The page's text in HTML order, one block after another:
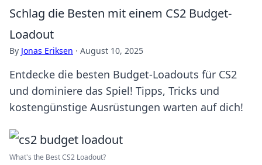
Schlag die Besten mit einem CS2 Budget-
Loadout
By Jonas Eriksen · August 10, 2025
Entdecke die besten Budget-Loadouts für CS2
und dominiere das Spiel! Tipps, Tricks und
kostengünstige Ausrüstungen warten auf dich!
What's the Best CS2 Loadout?